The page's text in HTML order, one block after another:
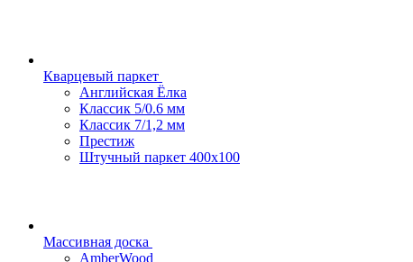
Кварцевый паркет
Английская Ёлка
Классик 5/0.6 мм
Классик 7/1,2 мм
Престиж
Штучный паркет 400x100
Массивная доска
AmberWood